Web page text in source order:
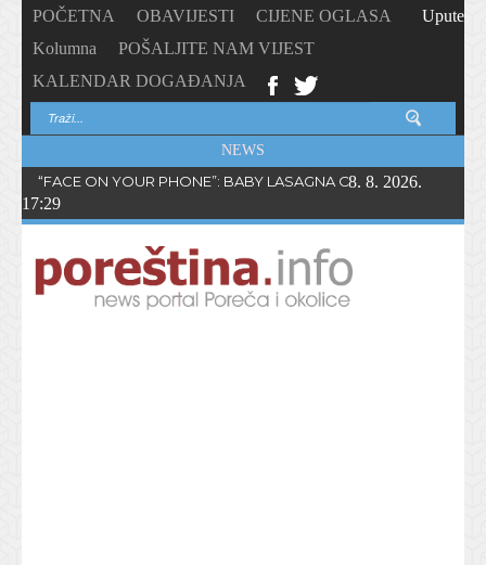
POČETNA OBAVIJESTI
CIJENE OGLASA
Kolumna
POŠALJITE NAM VIJEST
KALENDAR DOGAĐANJA
Upute
NEWS
“FACE ON YOUR PHONE”: BABY LASAGNA OBJAVIO NOVI
8. 8. 2026.
17:29